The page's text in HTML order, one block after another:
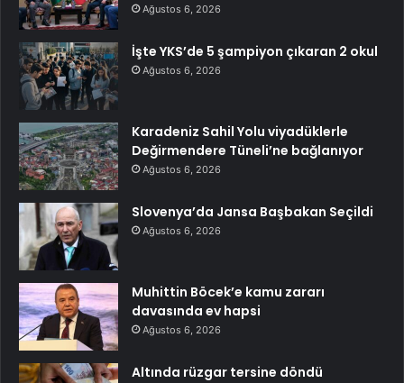
Ağustos 6, 2026
İşte YKS’de 5 şampiyon çıkaran 2 okul
Ağustos 6, 2026
Karadeniz Sahil Yolu viyadüklerle
Değirmendere Tüneli’ne bağlanıyor
Ağustos 6, 2026
Slovenya’da Jansa Başbakan Seçildi
Ağustos 6, 2026
Muhittin Böcek’e kamu zararı
davasında ev hapsi
Ağustos 6, 2026
Altında rüzgar tersine döndü